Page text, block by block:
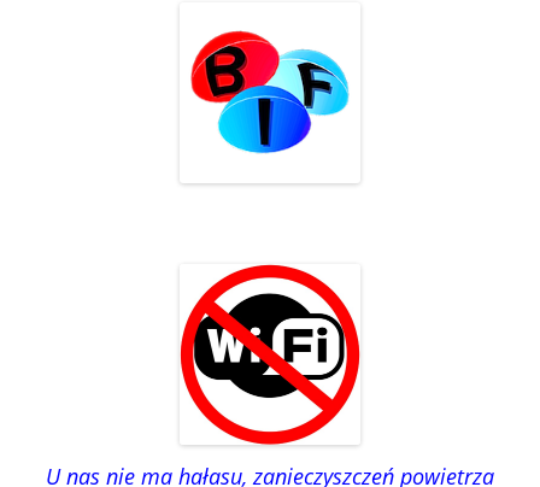
U nas nie ma hałasu, zanieczyszczeń powietrza